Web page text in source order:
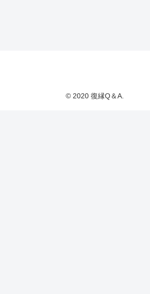
© 2020 復縁Q＆A.